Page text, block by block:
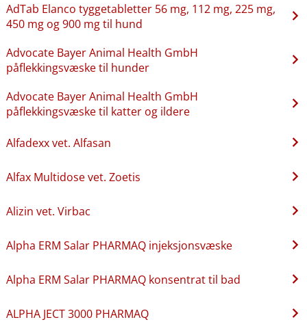
AdTab Elanco tyggetabletter 56 mg, 112 mg, 225 mg,
450 mg og 900 mg til hund
Advocate Bayer Animal Health GmbH
påflekkingsvæske til hunder
Advocate Bayer Animal Health GmbH
påflekkingsvæske til katter og ildere
Alfadexx vet. Alfasan
Alfax Multidose vet. Zoetis
Alizin vet. Virbac
Alpha ERM Salar PHARMAQ injeksjonsvæske
Alpha ERM Salar PHARMAQ konsentrat til bad
ALPHA JECT 3000 PHARMAQ